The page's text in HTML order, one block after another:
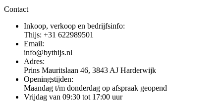
Contact
Inkoop, verkoop en bedrijfsinfo:
Thijs: +31 622989501
Email:
info@bythijs.nl
Adres:
Prins Mauritslaan 46, 3843 AJ Harderwijk
Openingstijden:
Maandag t/m donderdag op afspraak geopend
Vrijdag van 09:30 tot 17:00 uur